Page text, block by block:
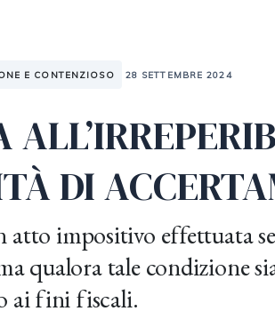
E CONTENZIOSO 28 SETTEMBRE 2024
DI
impositivo effettuata
qualora tale condizione
ai fini fiscali.